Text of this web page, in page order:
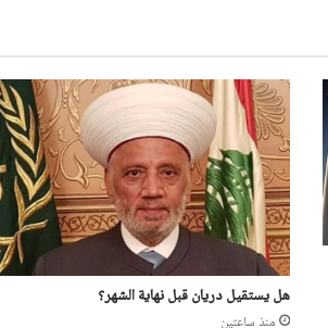
هل يستقيل دريان قبل نهاية الشهر؟
منذ ساعتين